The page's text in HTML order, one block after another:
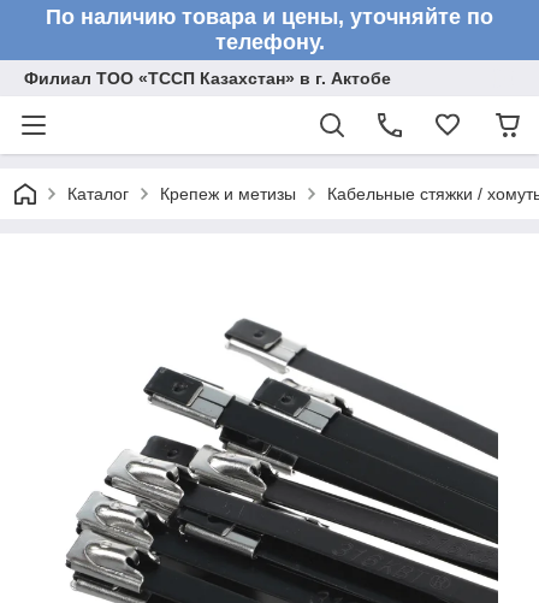
По наличию товара и цены, уточняйте по
телефону.
Филиал ТОО «ТССП Казахстан» в г. Актобе
Каталог Крепеж и метизы Кабельные стяжки /